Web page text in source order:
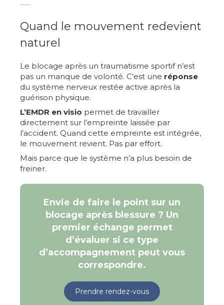
Quand le mouvement redevient
naturel
Le blocage après un traumatisme sportif n’est
pas un manque de volonté. C’est une réponse
du système nerveux restée active après la
guérison physique.
L’EMDR en visio permet de travailler
directement sur l’empreinte laissée par
l’accident. Quand cette empreinte est intégrée,
le mouvement revient. Pas par effort.
Mais parce que le système n’a plus besoin de
freiner.
Envie de faire le point sur un
blocage après blessure ? Un
premier échange permet
d’évaluer si ce type
d’accompagnement peut vous
correspondre.
Prendre rendez-vous